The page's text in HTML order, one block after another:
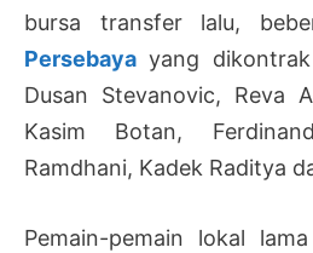
bursa transfer lalu,
Persebaya yang
Dusan Stevanovic, Reva
Kasim Botan,
Ramdhani, Kadek Raditya
Pemain-pemain lokal